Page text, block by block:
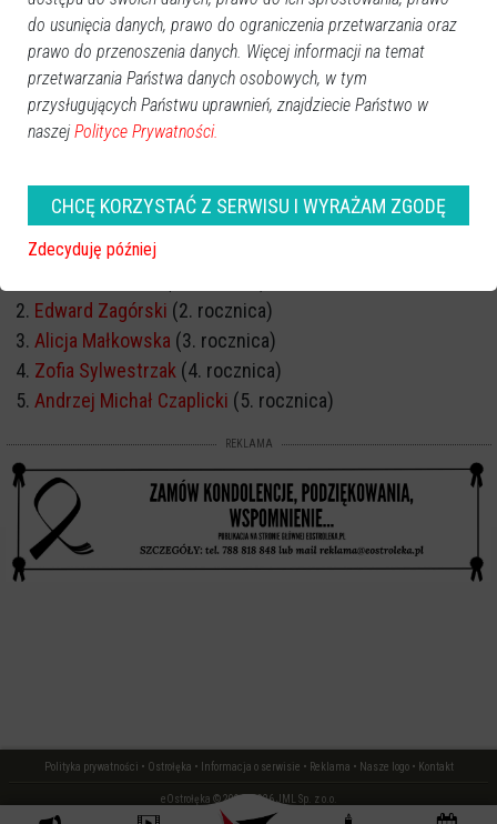
ROCZNICA ŚMIERCI
Edward Zagórski (2. rocznica)
Alicja Małkowska (3. rocznica)
Zofia Sylwestrzak (4. rocznica)
Andrzej Michał Czaplicki (5. rocznica)
REKLAMA
Polityka prywatności • Ostrołęka • Informacja o serwisie • Reklama • Nasze logo• Kontakt
eOstrołęka © 2006 - 2026 JML Sp. z o.o.
do usunięcia danych, prawo do ograniczenia przetwarzania oraz
prawo do przenoszenia danych. Więcej informacji na temat
przetwarzania Państwa danych osobowych, w tym
przysługujących Państwu uprawnień, znajdziecie Państwo w
naszej Polityce Prywatności.
CHCĘ KORZYSTAĆ Z SERWISU I WYRAŻAM ZGODĘ
Zdecyduję później